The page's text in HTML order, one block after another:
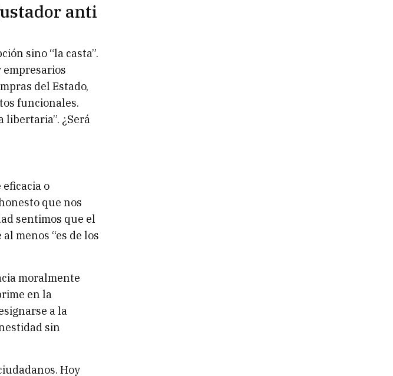
anti
sino “la casta”.
empresarios
del Estado,
funcionales.
libertaria”. ¿Será
o
que nos
sentimos que el
menos “es de los
moralmente
en la
a la
sin
Hoy